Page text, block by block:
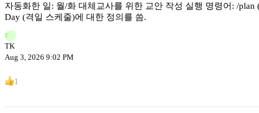
자동화한 일: 월/화 대체교사를 위한 교안 작성 실행 명령어: /
Day (격일 스케줄)에 대한 정의를 씀.
T
TK
Aug 3, 2026 9:02 PM
1